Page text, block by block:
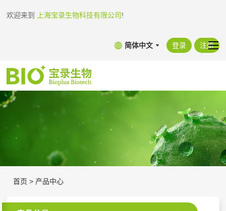
欢迎来到 上海宝录生物科技有限公司!
简体中文 登录 注册
首页 > 产品中心